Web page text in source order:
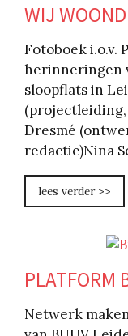
WIJ
Fotoboek i.o.v.
herinneringen
sloopflats in
Dresmé
redactie)Nina
lees verder >>
PLATFORM
Netwerk